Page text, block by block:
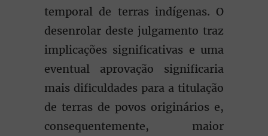
temporal de terras indígenas. O
desenrolar deste julgamento traz
implicações significativas e uma
eventual aprovação significaria
mais dificuldades para a titulação
de terras de povos originários e,
consequentemente, maior